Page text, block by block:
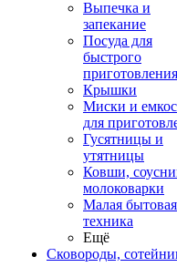
Выпечка и
запекание
Посуда для
быстрого
приготовления
Крышки
Миски и
для
Гусятницы и
утятницы
Ковши,
молоковарки
Малая бытовая
техника
Ещё
Сковороды,